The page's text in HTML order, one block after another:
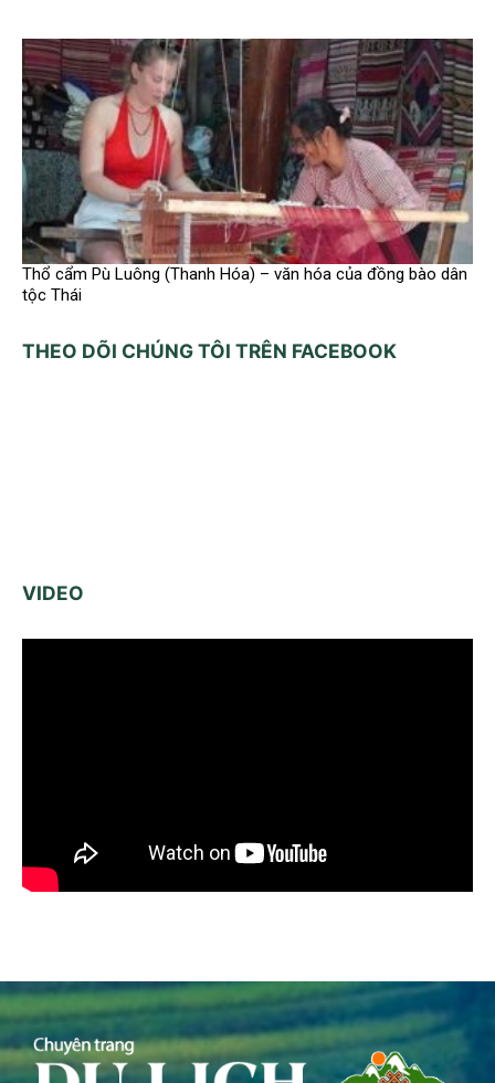
Thổ cẩm Pù Luông (Thanh Hóa) – văn hóa của đồng bào dân
tộc Thái
THEO DÕI CHÚNG TÔI TRÊN FACEBOOK
VIDEO